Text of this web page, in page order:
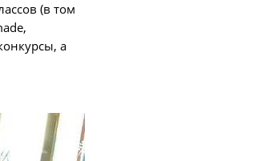
(в том
а